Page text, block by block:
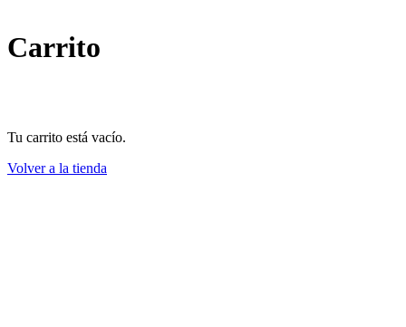
Carrito
Tu carrito está vacío.
Volver a la tienda